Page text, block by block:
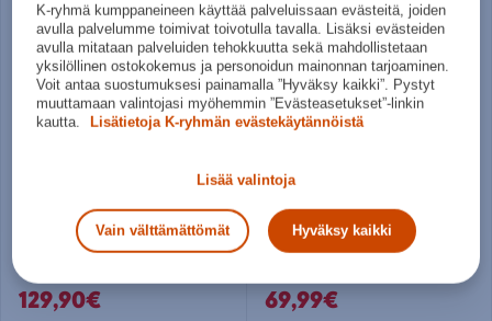
129,90€
Säästä
22%
ASICS
69,99€
K-ryhmä kumppaneineen käyttää palveluissaan evästeitä, joiden
avulla palvelumme toimivat toivotulla tavalla. Lisäksi evästeiden
avulla mitataan palveluiden tehokkuutta sekä mahdollistetaan
yksilöllinen ostokokemus ja personoidun mainonnan tarjoaminen.
Voit antaa suostumuksesi painamalla ”Hyväksy kaikki”. Pystyt
muuttamaan valintojasi myöhemmin ”Evästeasetukset”-linkin
kautta.
Lisätietoja K-ryhmän evästekäytännöistä
Lisää valintoja
Vain välttämättömät Hyväksy kaikki